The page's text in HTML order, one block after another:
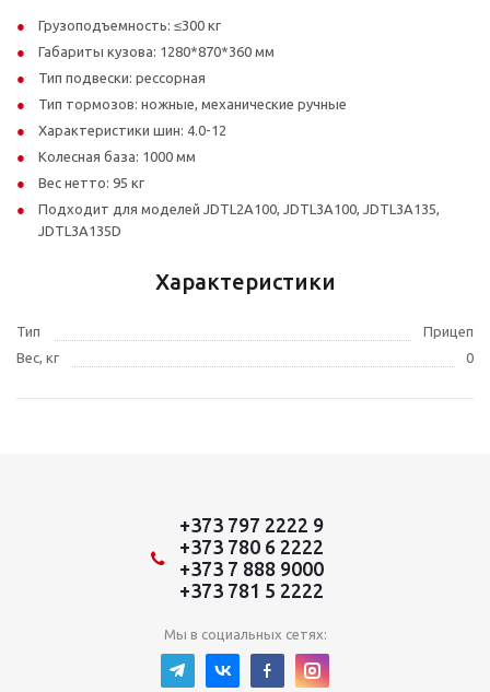
Грузоподъемность: ≤300 кг
Габариты кузова: 1280*870*360 мм
Тип подвески: рессорная
Тип тормозов: ножные, механические ручные
Характеристики шин: 4.0-12
Колесная база: 1000 мм
Вес нетто: 95 кг
Подходит для моделей JDTL2A100, JDTL3A100, JDTL3A135,
JDTL3A135D
Характеристики
Тип
Прицеп
Вес, кг
0
+373 797 2222 9
+373 780 6 2222
+373 7 888 9000
+373 781 5 2222
Мы в социальных сетях: